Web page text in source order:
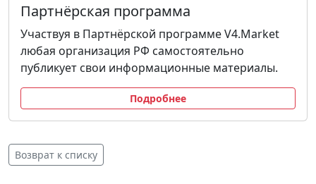
Партнёрская программа
Участвуя в Партнёрской программе V4.Market
любая организация РФ самостоятельно
публикует свои информационные материалы.
Подробнее
Возврат к списку